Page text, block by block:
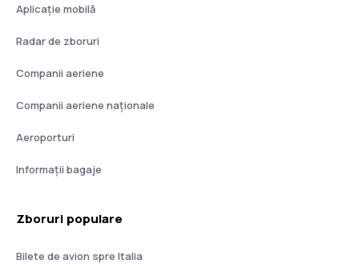
Aplicație mobilă
Radar de zboruri
Companii aeriene
Companii aeriene naţionale
Aeroporturi
Informații bagaje
Zboruri populare
Bilete de avion spre Italia